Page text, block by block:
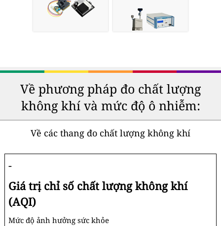
Về phương pháp đo chất lượng
không khí và mức độ ô nhiễm:
Về các thang đo chất lượng không khí
-
Giá trị chỉ số chất lượng không khí
(AQI)
Mức độ ảnh hưởng sức khỏe